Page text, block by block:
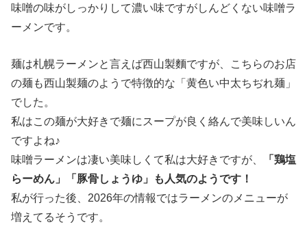
味噌の味がしっかりして濃い味ですがしんどくない味噌ラ
ーメンです。
麺は札幌ラーメンと言えば西山製麵ですが、こちらのお店
の麺も西山製麺のようで特徴的な「黄色い中太ちぢれ麺」
でした。
私はこの麺が大好きで麺にスープが良く絡んで美味しいん
ですよね♪
味噌ラーメンは凄い美味しくて私は大好きですが、
「鶏塩
らーめん」「豚骨しょうゆ」も人気のようです！
私が行った後、2026年の情報ではラーメンのメニューが
増えてるそうです。